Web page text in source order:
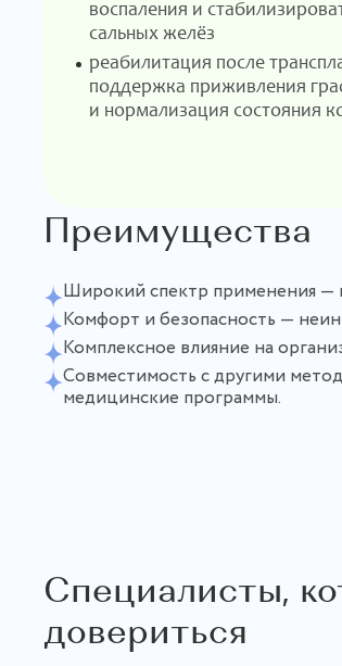
воспаления и
сальных желёз
реабилитация после
поддержка приживления
и нормализация состояния
Преимущества
Широкий спектр применения —
Комфорт и безопасность —
Комплексное влияние на
Совместимость с другими
медицинские программы.
Специалисты,
довериться